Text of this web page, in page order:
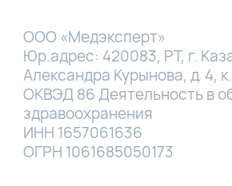
ООО «Медэксперт»
Юр.адрес: 420083, РТ, г.
Александра Курынова, д. 4,
ОКВЭД 86 Деятельность в
здравоохранения
ИНН 1657061636
ОГРН 1061685050173